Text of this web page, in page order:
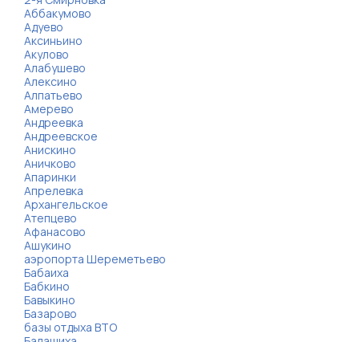
Аббакумово
Адуево
Аксиньино
Акулово
Алабушево
Алексино
Алпатьево
Амерево
Андреевка
Андреевское
Анискино
Аничково
Апаринки
Апрелевка
Архангельское
Атепцево
Афанасово
Ашукино
аэропорта Шереметьево
Бабаиха
Бабкино
Бавыкино
Базарово
базы отдыха ВТО